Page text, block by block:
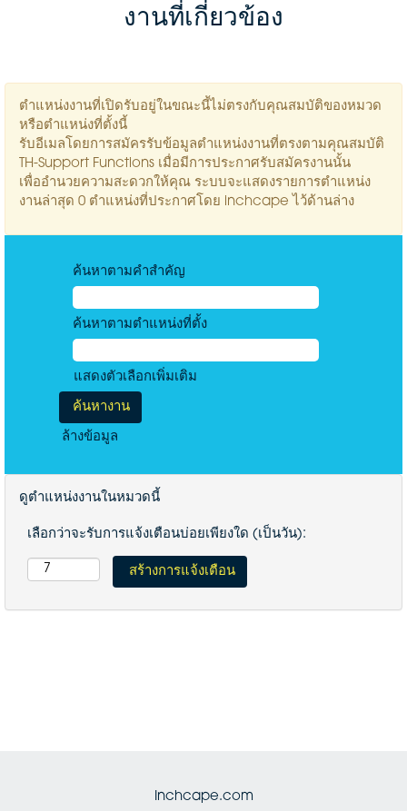
งานที่เกี่ยวข้อง
ตำแหน่งงานที่เปิดรับอยู่ในขณะนี้ไม่ตรงกับคุณสมบัติของหมวด
หรือตำแหน่งที่ตั้งนี้
รับอีเมลโดยการสมัครรับข้อมูลตำแหน่งงานที่ตรงตามคุณสมบัติ
TH-Support Functions เมื่อมีการประกาศรับสมัครงานนั้น
เพื่ออำนวยความสะดวกให้คุณ ระบบจะแสดงรายการตำแหน่ง
งานล่าสุด 0 ตำแหน่งที่ประกาศโดย inchcape ไว้ด้านล่าง
ค้นหาตามคำสำคัญ
ค้นหาตามตำแหน่งที่ตั้ง
แสดงตัวเลือกเพิ่มเติม
ล้างข้อมูล
ดูตำแหน่งงานในหมวดนี้
เลือกว่าจะรับการแจ้งเตือนบ่อยเพียงใด (เป็นวัน):
Inchcape.com